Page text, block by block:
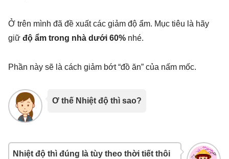
Ở trên mình đã đề xuất các giảm độ ẩm. Mục tiêu là hãy
giữ độ ẩm trong nhà dưới 60% nhé.
Phần này sẽ là cách giảm bớt “đồ ăn” của nấm mốc.
Ơ thế Nhiệt độ thì sao?
Nhiệt độ thì đúng là tùy theo thời tiết thôi